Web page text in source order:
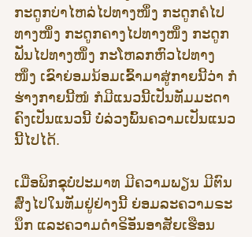
ກະດູກບ່າໄຫລ່ໄປທາງໜຶ່ງ ກະດູກຄໍໄປ
ທາງໜຶ່ງ ກະດູກຄາງໄປທາງໜຶ່ງ ກະດູກ
ຟັນໄປທາງໜຶ່ງ ກະໂຫລກຫົວໄປທາງ
ໜຶ່ງ ເຂົາຍ່ອມນ້ອມເຂົ້າມາສູ່ກາຍນີ້ວ່າ ກໍ
ຮ່າງກາຍນີ້ໜໍ ກໍມີແນວນີ້ເປັນທັມມະດາ
ຄົງເປັນແນວນີ້ ບໍ່ລ່ວງພົ້ນຄວາມເປັນແນວ
ນີ້ໄປໄດ້.
ເມື່ອພິກຂຸບໍ່ປະມາທ ມີຄວາມພຽນ ມີຕົນ
ສົ່ງໄປໃນທັມຢູ່ຢ່າງນີ້ ຍ່ອມລະຄວາມຣະ
ນຶກ ແລະຄວາມດຳຣິອັນອາສັຍເຮືອນ